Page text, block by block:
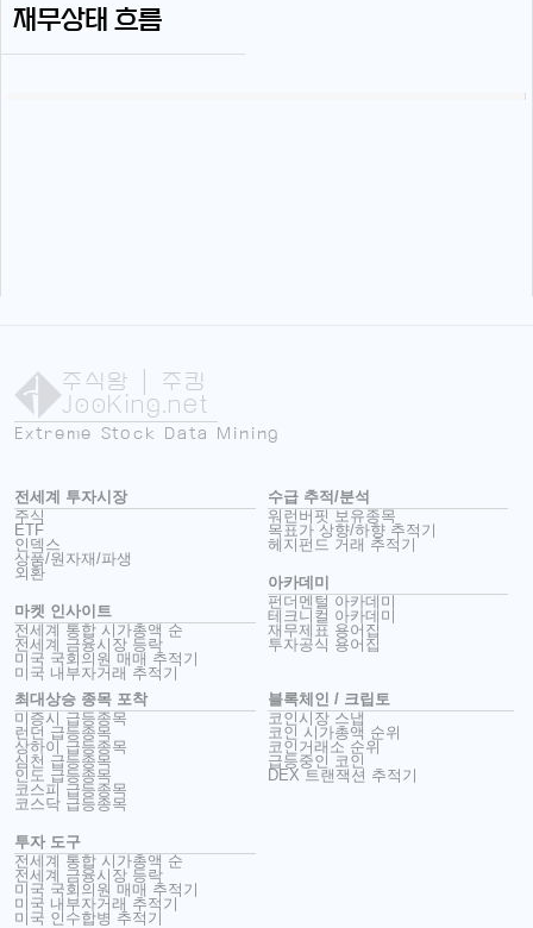
재무상태 흐름
주식왕 | 주킹
JooKing.net
Extreme Stock Data Mining
전세계 투자시장
주식
ETF
인덱스
상품/원자재/파생
외환
마켓 인사이트
전세계 통합 시가총액 순
전세계 금융시장 등락
미국 국회의원 매매 추적기
미국 내부자거래 추적기
수급 추적/분석
워런버핏 보유종목
목표가 상향/하향 추적기
헤지펀드 거래 추적기
아카데미
펀더멘털 아카데미
테크니컬 아카데미
재무제표 용어집
투자공식 용어집
최대상승 종목 포착
미증시 급등종목
런던 급등종목
상하이 급등종목
심천 급등종목
인도 급등종목
코스피 급등종목
코스닥 급등종목
투자 도구
전세계 통합 시가총액 순
전세계 금융시장 등락
미국 국회의원 매매 추적기
미국 내부자거래 추적기
미국 인수합병 추적기
블록체인 / 크립토
코인시장 스냅
코인 시가총액 순위
코인거래소 순위
급등중인 코인
DEX 트랜잭션 추적기